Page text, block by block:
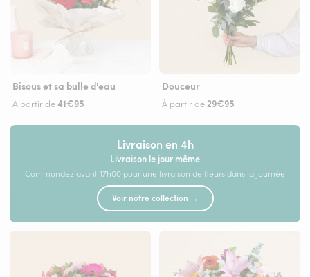
Bisous et sa bulle d'eau
À partir de41€95
Douceur
À partir de29€95
Livraison en 4h
Livraison le jour même
Commandez avant 17h00 pour une livraison de fleurs dans la journée
Voir notre collection →